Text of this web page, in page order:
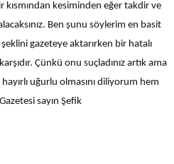
kesiminden eğer takdir ve
Ben şunu söylerim en basit
gazeteye aktarırken bir hatalı
Çünkü onu suçladınız artık ama
uğurlu olmasını diliyorum hem
sayın Şefik